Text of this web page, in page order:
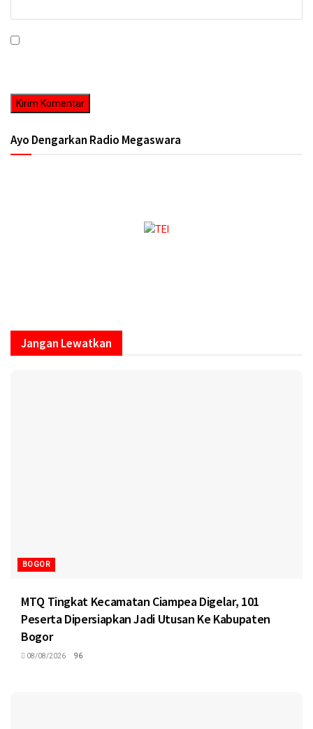
Ayo Dengarkan Radio Megaswara
Jangan Lewatkan
BOGOR
MTQ Tingkat Kecamatan Ciampea Digelar, 101
Peserta Dipersiapkan Jadi Utusan Ke Kabupaten
Bogor
08/08/2026 96